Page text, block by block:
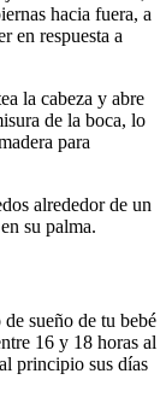
hacia fuera, a
en respuesta a
la cabeza y abre
de la boca, lo
para
alrededor de un
su palma.
sueño de tu bebé
16 y 18 horas al
principio sus días